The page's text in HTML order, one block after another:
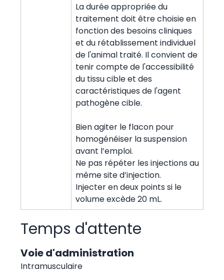
La durée appropriée du
traitement doit être choisie en
fonction des besoins cliniques
et du rétablissement individuel
de l'animal traité. Il convient de
tenir compte de l'accessibilité
du tissu cible et des
caractéristiques de l'agent
pathogène cible.
Bien agiter le flacon pour
homogénéiser la suspension
avant l’emploi.
Ne pas répéter les injections au
même site d’injection.
Injecter en deux points si le
volume excède 20 mL.
Temps d'attente
Voie d'administration
Intramusculaire